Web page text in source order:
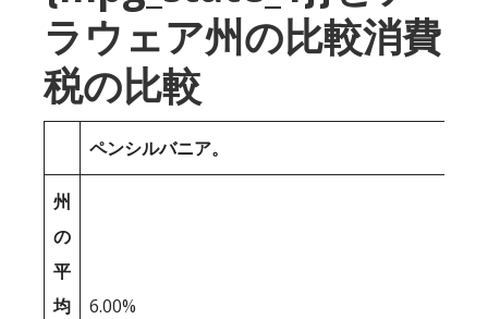
ラウェア州の比較消費
税の比較
ペンシルバニア。
州
の
平
均
6.00%